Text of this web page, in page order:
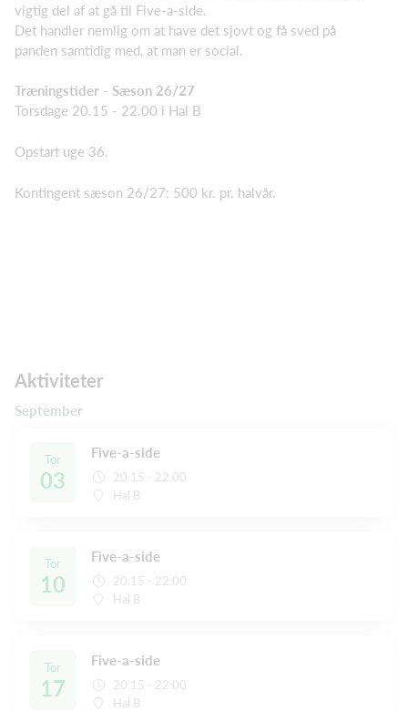
vigtig del af at gå til Five-a-side.
Det handler nemlig om at have det sjovt og få sved på
panden samtidig med, at man er social.
Træningstider - Sæson 26/27
Torsdage 20.15 - 22.00 i Hal B
Opstart uge 36.
Kontingent sæson 26/27: 500 kr. pr. halvår.
Aktiviteter
September
Tor
03
Five-a-side
20:15 - 22:00
Hal B
Tor
10
Five-a-side
20:15 - 22:00
Hal B
Tor
17
Five-a-side
20:15 - 22:00
Hal B